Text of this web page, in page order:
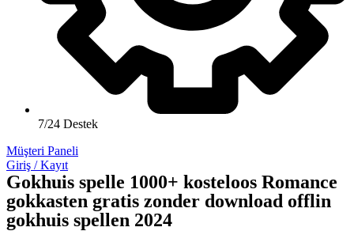
7/24 Destek
Müşteri Paneli
Giriş / Kayıt
Gokhuis spelle 1000+ kosteloos Romance
gokkasten gratis zonder download offlin
gokhuis spellen 2024